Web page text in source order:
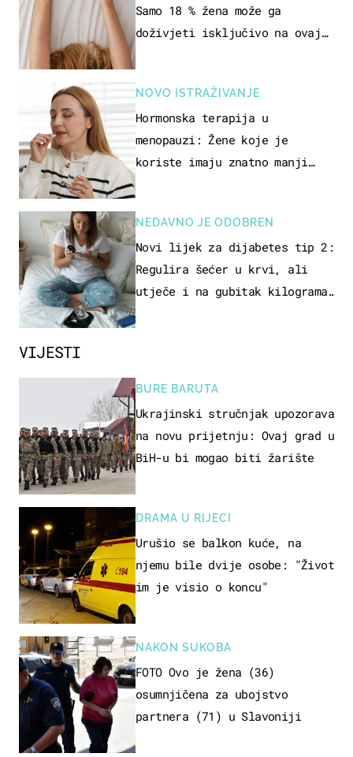
VIJESTI
BURE BARUTA
Ukrajinski stručnjak upozorava
na novu prijetnju: Ovaj grad u
BiH-u bi mogao biti žarište
DRAMA U RIJECI
Urušio se balkon kuće, na
njemu bile dvije osobe: "Život
im je visio o koncu"
NAKON SUKOBA
FOTO Ovo je žena (36)
osumnjičena za ubojstvo
partnera (71) u Slavoniji
Samo 18 % žena može ga
doživjeti isključivo na ovaj
NOVO ISTRAŽIVANJE
Hormonska terapija u
menopauzi: Žene koje je
koriste imaju znatno manji
NEDAVNO JE ODOBREN
Novi lijek za dijabetes tip 2:
Regulira šećer u krvi, ali
utječe i na gubitak kilograma!